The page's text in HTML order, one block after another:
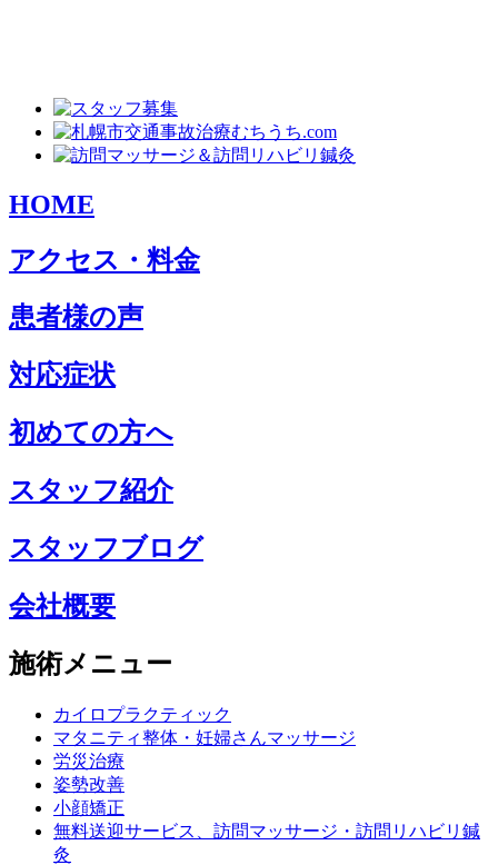
HOME
アクセス・料金
患者様の声
対応症状
初めての方へ
スタッフ紹介
スタッフブログ
会社概要
施術メニュー
カイロプラクティック
マタニティ整体・妊婦さんマッサージ
労災治療
姿勢改善
小顔矯正
無料送迎サービス、訪問マッサージ・訪問リハビリ鍼
灸